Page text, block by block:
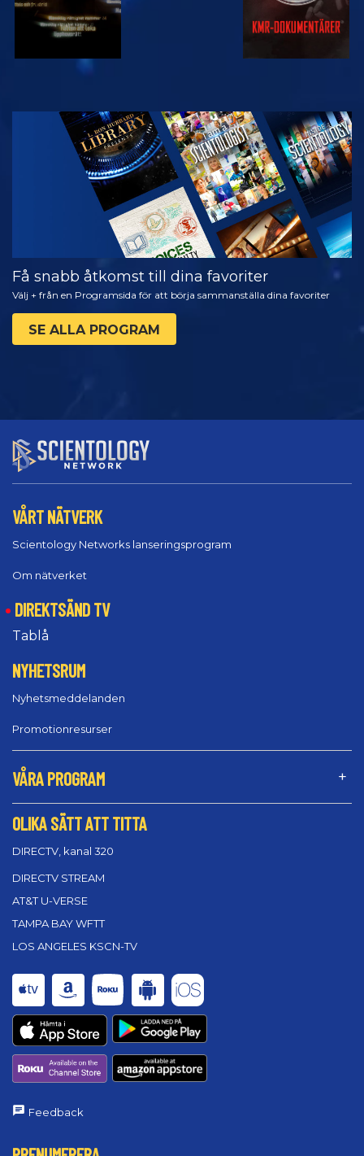
TITTA
UTFORSKA
SERIEN
Få snabb åtkomst till dina favoriter
Välj + från en Programsida för att börja sammanställa dina favoriter
SE ALLA PROGRAM
VÅRT NÄTVERK
Scientology Networks lanseringsprogram
Om nätverket
DIREKTSÄND TV
Tablå
NYHETSRUM
Nyhetsmeddelanden
Promotionresurser
VÅRA PROGRAM
OLIKA SÄTT ATT TITTA
DIRECTV, kanal 320
DIRECTV STREAM
AT&T U-VERSE
TAMPA BAY WFTT
LOS ANGELES KSCN-TV
Feedback